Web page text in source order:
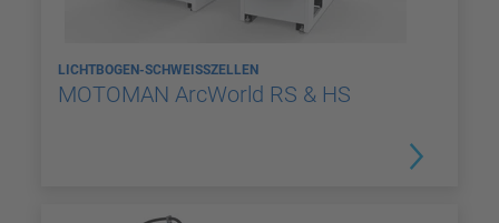
LICHTBOGEN-SCHWEISSZELLEN
MOTOMAN ArcWorld RS & HS